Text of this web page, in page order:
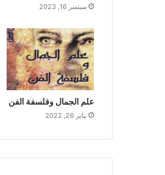
سبتمبر 16, 2023
علم الجمال وفلسفة الفن
يناير 26, 2022